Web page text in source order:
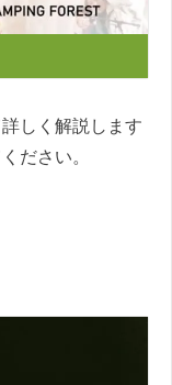
しく解説します
ださい。